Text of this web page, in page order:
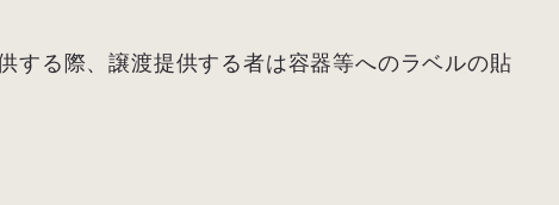
する際、譲渡提供する者は容器等へのラベルの貼